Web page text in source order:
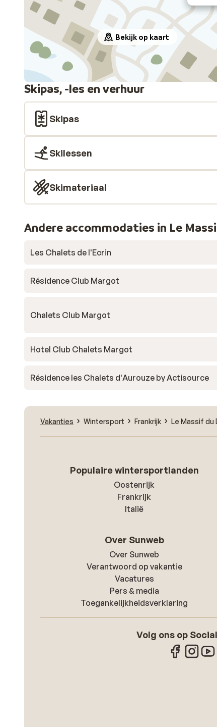
Bekijk op kaart
Skipas, -les en verhuur
Skipas
Skilessen
Skimateriaal
Andere accommodaties in Le
Les Chalets de l'Ecrin
Résidence Club Margot
Chalets Club Margot
Hotel Club Chalets Margot
Résidence les Chalets d'Aurouze by Actisource
Vakanties Wintersport Frankrijk Le Massif du
Populaire wintersportlanden
Oostenrijk
Frankrijk
Italië
Over Sunweb
Over Sunweb
Verantwoord op vakantie
Vacatures
Pers & media
Toegankelijkheidsverklaring
Volg ons op